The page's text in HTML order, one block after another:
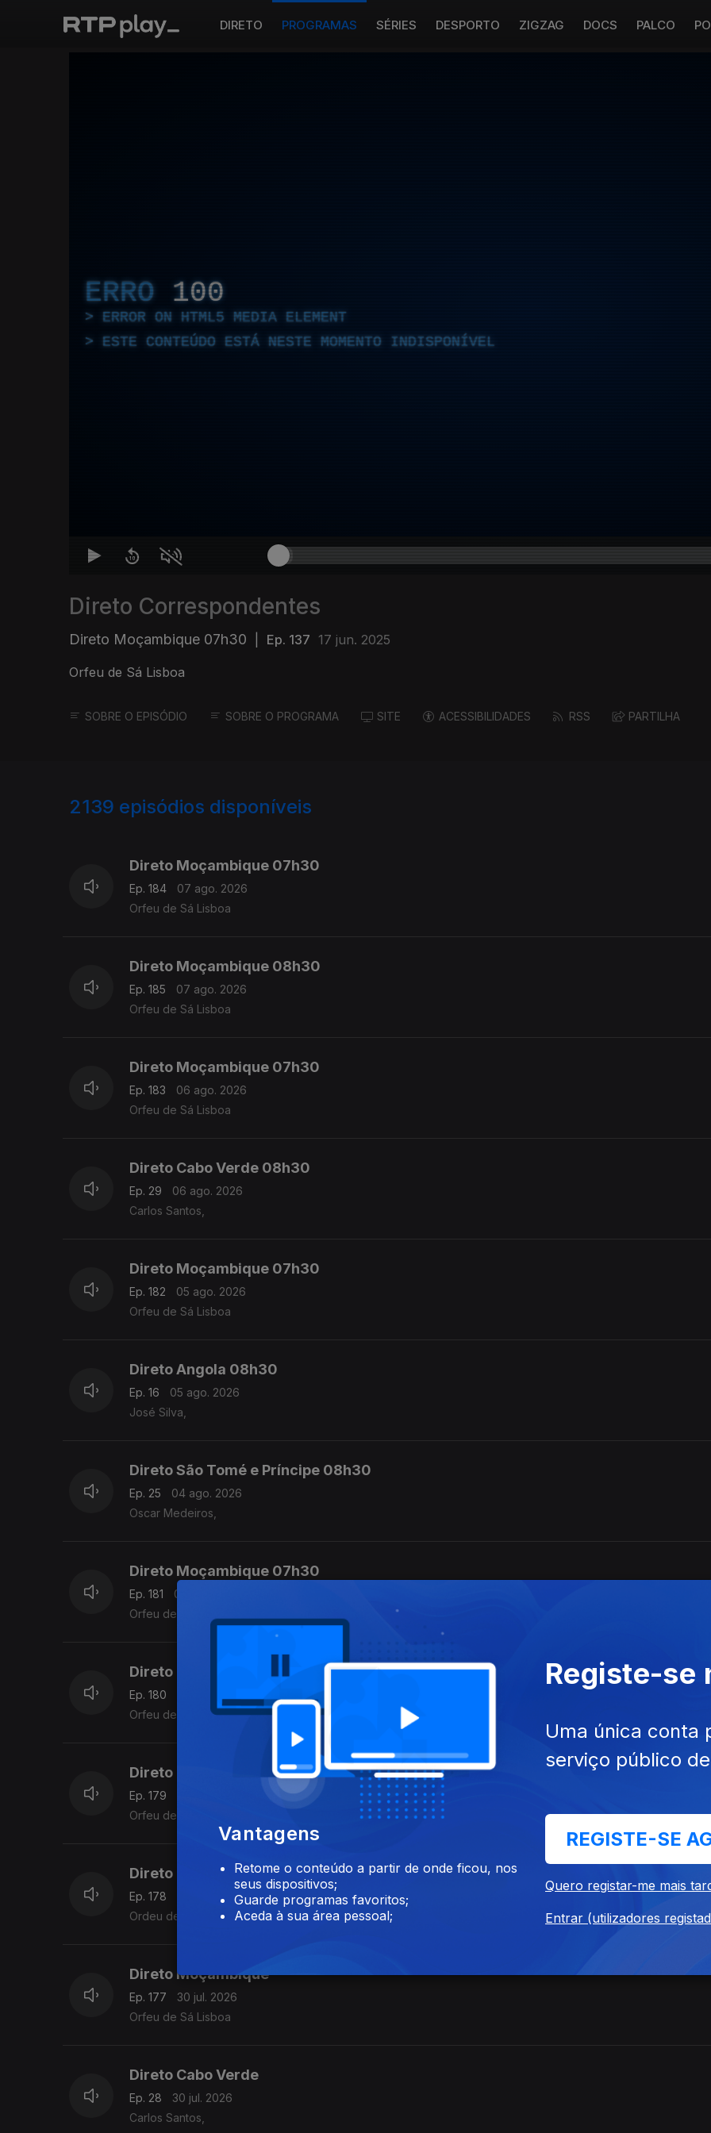
DIRETO PROGRAMAS SÉRIES DESPORTO ZIGZAG DOCS PALCO
ERRO 100
ERROR ON HTML5 MEDIA ELEMENT
ESTE CONTEÚDO ESTÁ NESTE MOMENTO INDISPONÍVEL
Direto Correspondentes
Direto Moçambique 07h30 Ep. 137 17 jun. 2025
Orfeu de Sá Lisboa
SOBRE O EPISÓDIO SOBRE O PROGRAMA SITE ACESSIBILIDADES RSS PARTILHA
2139 episódios disponíveis
Direto Moçambique 07h30
Ep. 184
07 ago. 2026
Orfeu de Sá Lisboa
Direto Moçambique 08h30
Ep. 185
07 ago. 2026
Orfeu de Sá Lisboa
Direto Moçambique 07h30
Ep. 183
06 ago. 2026
Orfeu de Sá Lisboa
Direto Cabo Verde 08h30
Ep. 29
06 ago. 2026
Carlos Santos,
Direto Moçambique 07h30
Ep. 182
05 ago. 2026
Orfeu de Sá Lisboa
Direto Angola 08h30
Ep. 16
05 ago. 2026
José Silva,
Direto São Tomé e Príncipe 08h30
Ep. 25
04 ago. 2026
Oscar Medeiros,
Direto Moçambique 07h30
Ep. 181
04 ago. 2026
Orfeu de Sá Lisboa
Direto Moçambique
Ep. 180
Orfeu de Sá Lisboa
Direto Moçambique
Ep. 179
Orfeu de Sá Lisboa
Direto Moçambique
Ep. 178
31 jul. 2026
Ordeu de Sá Lisboa
Direto Moçambique
Ep. 177
30 jul. 2026
Orfeu de Sá Lisboa
Direto Cabo Verde
Ep. 28
30 jul. 2026
Carlos Santos,
Vantagens
Retome o conteúdo a partir de onde ficou, nos
seus dispositivos;
Guarde programas favoritos;
Aceda à sua área pessoal;
Registe-se
Uma única conta
serviço público
REGISTE-SE
Quero registar-me mais
Entrar (utilizadores